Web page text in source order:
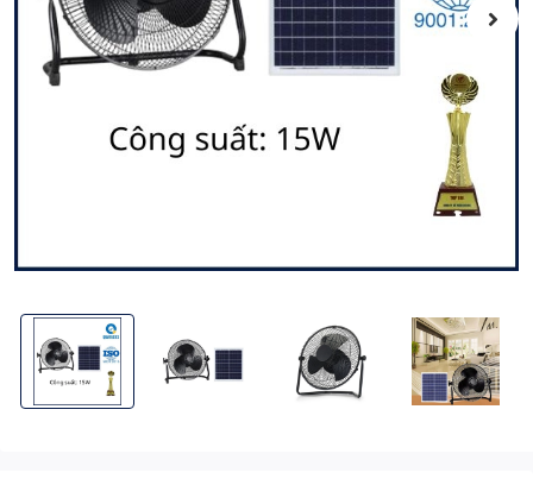
Quạt Năng Lượng Mặt Trời Màu Đen Kitawa 15W KQ115
Quạt Năng Lượng Mặt Trời Màu Đen Kitawa 15W
Quạt Năng Lượng Mặt Trời Màu
Quạt Năng